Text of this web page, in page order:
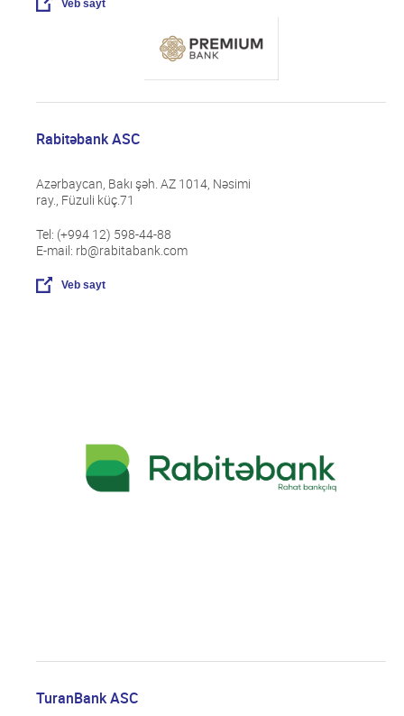
Veb sayt
Rabitəbank ASC
Azərbaycan, Bakı şəh. AZ 1014, Nəsimi
ray., Füzuli küç.71
Tel: (+994 12) 598-44-88
E-mail: rb@rabitabank.com
Veb sayt
TuranBank ASC